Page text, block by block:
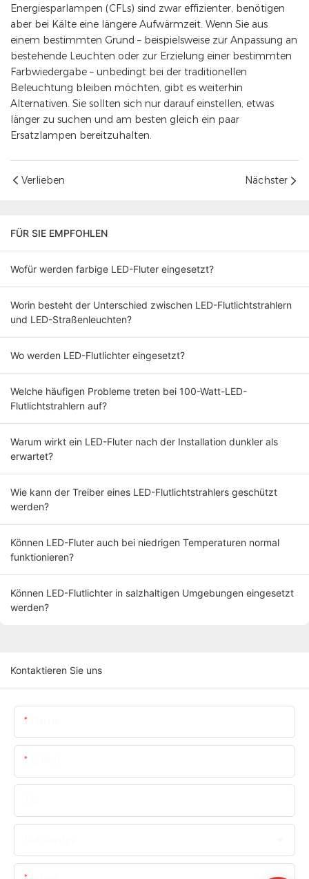
Energiesparlampen (CFLs) sind zwar effizienter, benötigen
aber bei Kälte eine längere Aufwärmzeit. Wenn Sie aus
einem bestimmten Grund – beispielsweise zur Anpassung an
bestehende Leuchten oder zur Erzielung einer bestimmten
Farbwiedergabe – unbedingt bei der traditionellen
Beleuchtung bleiben möchten, gibt es weiterhin
Alternativen. Sie sollten sich nur darauf einstellen, etwas
länger zu suchen und am besten gleich ein paar
Ersatzlampen bereitzuhalten.
Verlieben Nächster
FÜR SIE EMPFOHLEN
Wofür werden farbige LED-Fluter eingesetzt?
Worin besteht der Unterschied zwischen LED-Flutlichtstrahlern
und LED-Straßenleuchten?
Wo werden LED-Flutlichter eingesetzt?
Welche häufigen Probleme treten bei 100-Watt-LED-
Flutlichtstrahlern auf?
Warum wirkt ein LED-Fluter nach der Installation dunkler als
erwartet?
Wie kann der Treiber eines LED-Flutlichtstrahlers geschützt
werden?
Können LED-Fluter auch bei niedrigen Temperaturen normal
funktionieren?
Können LED-Flutlichter in salzhaltigen Umgebungen eingesetzt
werden?
Kontaktieren Sie uns